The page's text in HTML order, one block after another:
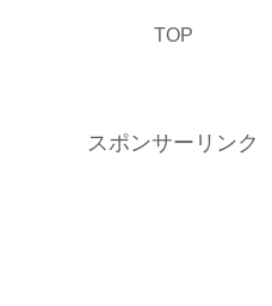
TOP
スポンサーリンク